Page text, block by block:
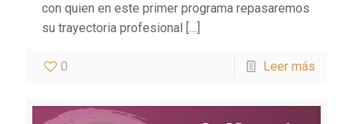
con quien en este primer programa repasaremos
su trayectoria profesional
[…]
0 Leer más